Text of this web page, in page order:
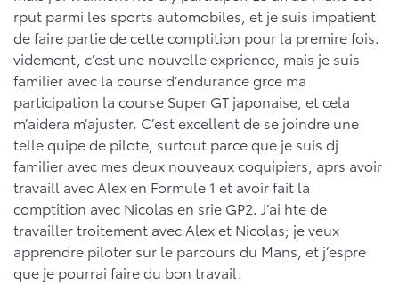
rput parmi les sports automobiles, et je suis impatient
de faire partie de cette comptition pour la premire fois.
videment, c’est une nouvelle exprience, mais je suis
familier avec la course d’endurance grce ma
participation la course Super GT japonaise, et cela
m’aidera m’ajuster. C’est excellent de se joindre une
telle quipe de pilote, surtout parce que je suis dj
familier avec mes deux nouveaux coquipiers, aprs avoir
travaill avec Alex en Formule 1 et avoir fait la
comptition avec Nicolas en srie GP2. J’ai hte de
travailler troitement avec Alex et Nicolas; je veux
apprendre piloter sur le parcours du Mans, et j’espre
que je pourrai faire du bon travail.